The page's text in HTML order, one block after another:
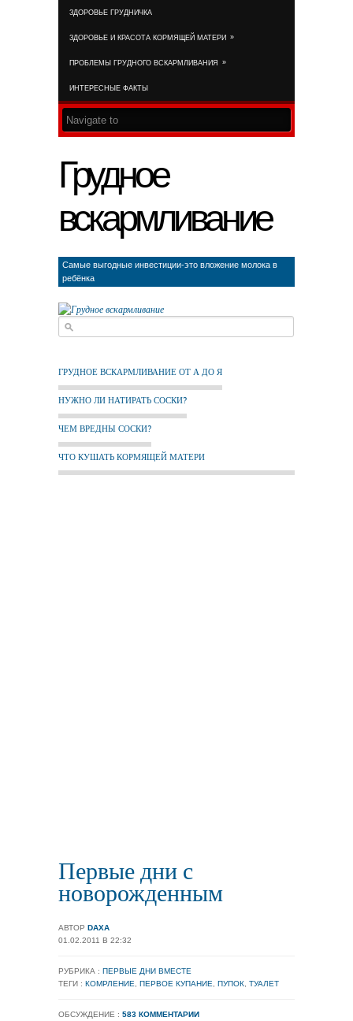
ЗДОРОВЬЕ ГРУДНИЧКА
ЗДОРОВЬЕ И КРАСОТА КОРМЯЩЕЙ МАТЕРИ »
ПРОБЛЕМЫ ГРУДНОГО ВСКАРМЛИВАНИЯ »
ИНТЕРЕСНЫЕ ФАКТЫ
Грудное
вскармливание
Самые выгодные инвестиции-это вложение молока в
ребёнка
ГРУДНОЕ ВСКАРМЛИВАНИЕ ОТ А ДО Я
НУЖНО ЛИ НАТИРАТЬ СОСКИ?
ЧЕМ ВРЕДНЫ СОСКИ?
ЧТО КУШАТЬ КОРМЯЩЕЙ МАТЕРИ
Первые дни с
новорожденным
АВТОР DAXA
01.02.2011 В 22:32
РУБРИКА : ПЕРВЫЕ ДНИ ВМЕСТЕ
ТЕГИ : КОМРЛЕНИЕ ПЕРВОЕ КУПАНИЕ ПУПОК ТУАЛЕТ
ОБСУЖДЕНИЕ : 583 КОММЕНТАРИИ